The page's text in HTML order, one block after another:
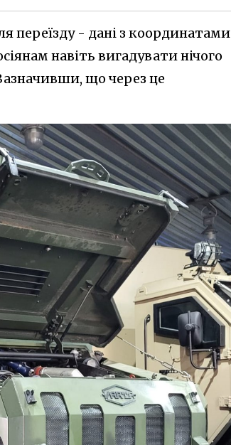
переїзду - дані з координатами
навіть вигадувати нічого
що через це